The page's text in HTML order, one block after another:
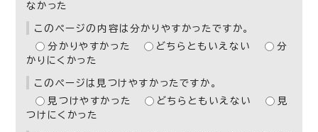
なかった
このページの内容は分かりやすかったですか。
分かりやすかった
どちらともいえない
分
かりにくかった
このページは見つけやすかったですか。
見つけやすかった
どちらともいえない
見
つけにくかった